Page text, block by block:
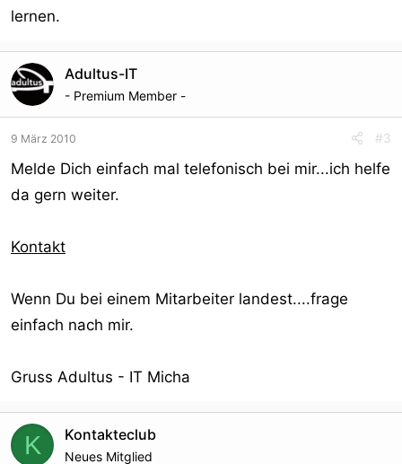
lernen.
Adultus-IT
- Premium Member -
9 März 2010 #3
Melde Dich einfach mal telefonisch bei mir...ich helfe
da gern weiter.
Kontakt
Wenn Du bei einem Mitarbeiter landest....frage
einfach nach mir.
Gruss Adultus - IT Micha
K Kontakteclub
Neues Mitglied